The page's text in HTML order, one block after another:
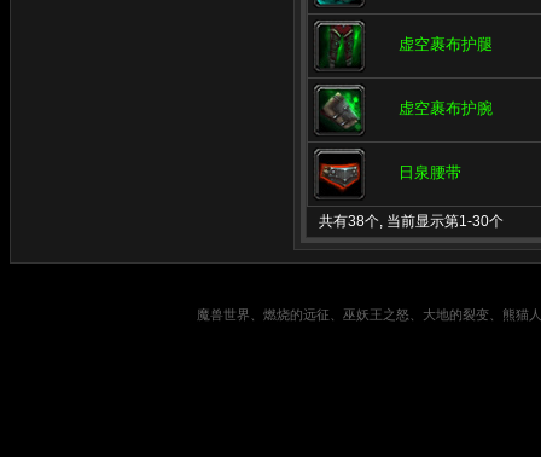
虚空裹布护腿
虚空裹布护腕
日泉腰带
共有38个, 当前显示第1-30个
魔兽世界、燃烧的远征、巫妖王之怒、大地的裂变、熊猫